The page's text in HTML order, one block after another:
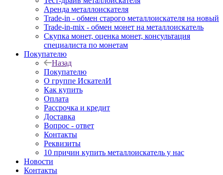
Аренда металлоискателя
Trade-in - обмен старого металлоискателя на новый
Trade-in-mix - обмен монет на металлоискатель
Скупка монет, оценка монет, консультация
специалиста по монетам
Покупателю
Назад
Покупателю
О группе ИскателИ
Как купить
Оплата
Рассрочка и кредит
Доставка
Вопрос - ответ
Контакты
Реквизиты
10 причин купить металлоискатель у нас
Новости
Контакты